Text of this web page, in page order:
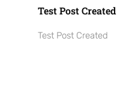
Test Post Created
Test Post Created